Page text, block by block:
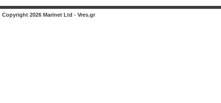
Copyright 2026 Marinet Ltd - Vres.gr